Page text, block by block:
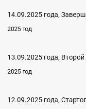
14.09.2025 года,
2025 год
13.09.2025 года,
2025 год
12.09.2025 года,